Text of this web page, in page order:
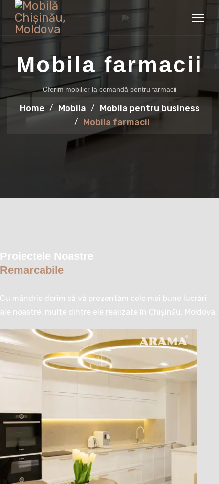
Mobila farmacii
Oferim mobilier la comandă pentru farmacii
Home Mobila
Mobila pentru business
Mobila farmacii
Proiectele Noastre
Remarcabile
Cu mândrie dorim să vă prezentăm cele mai bune lucrări
ale noastre, multe dintre ele realizate în Chișinău, Moldova.